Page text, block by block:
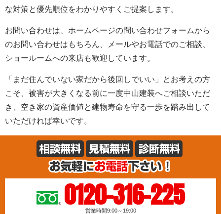
な対策と優先順位をわかりやすくご提案します。
お問い合わせは、ホームページの問い合わせフォームから
のお問い合わせはもちろん、メールやお電話でのご相談、
ショールームへの来店も歓迎しています。
「まだ住んでいない家だから後回しでいい」とお考えの方
こそ、被害が大きくなる前に一度中山建装へご相談いただ
き、空き家の資産価値と建物寿命を守る一歩を踏み出して
いただければ幸いです。
0120-316-225
営業時間9:00～19:00